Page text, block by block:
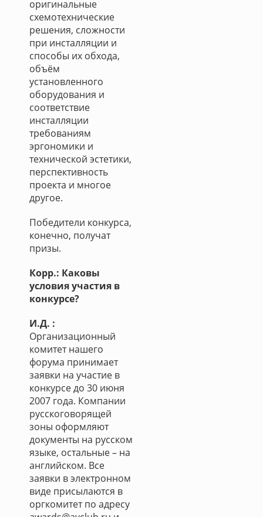
оригинальные
схемотехнические
решения, сложности
при инсталляции и
способы их обхода,
объём
установленного
оборудования и
соответствие
инсталляции
требованиям
эргономики и
технической эстетики,
перспективность
проекта и многое
другое.
Победители конкурса,
конечно, получат
призы.
Корр.: Каковы
условия участия в
конкурсе?
И.Д. :
Организационный
комитет нашего
форума принимает
заявки на участие в
конкурсе до 30 июня
2007 года. Компании
русскоговорящей
зоны оформляют
документы на русском
языке, остальные – на
английском. Все
заявки в электронном
виде присылаются в
оргкомитет по адресу